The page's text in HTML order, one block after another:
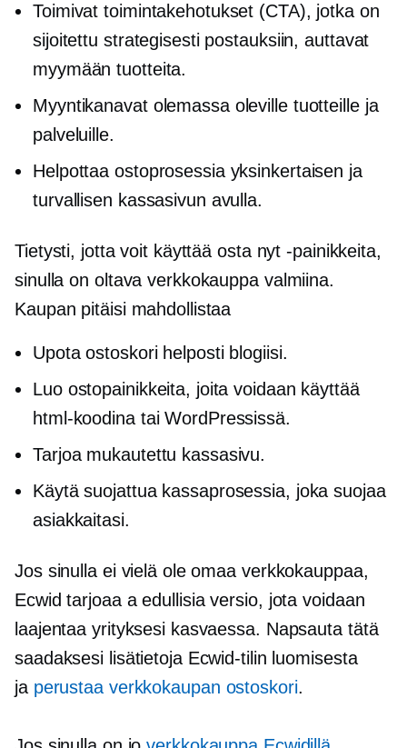
Toimivat toimintakehotukset (CTA), jotka on
sijoitettu strategisesti postauksiin, auttavat
myymään tuotteita.
Myyntikanavat olemassa oleville tuotteille ja
palveluille.
Helpottaa ostoprosessia yksinkertaisen ja
turvallisen kassasivun avulla.
Tietysti, jotta voit käyttää osta nyt -painikkeita,
sinulla on oltava verkkokauppa valmiina.
Kaupan pitäisi mahdollistaa
Upota ostoskori helposti blogiisi.
Luo ostopainikkeita, joita voidaan käyttää
html-koodina tai WordPressissä.
Tarjoa mukautettu kassasivu.
Käytä suojattua kassaprosessia, joka suojaa
asiakkaitasi.
Jos sinulla ei vielä ole omaa verkkokauppaa,
Ecwid tarjoaa aedullisiaversio, jota voidaan
laajentaa yrityksesi kasvaessa. Napsauta tätä
saadaksesi lisätietoja Ecwid-tilin luomisesta
ja perustaa verkkokaupan ostoskori.